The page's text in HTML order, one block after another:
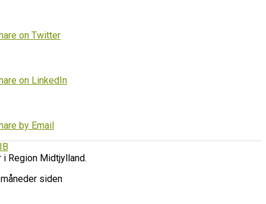
on Twitter
on LinkedIn
by Email
i Region Midtjylland.
siden